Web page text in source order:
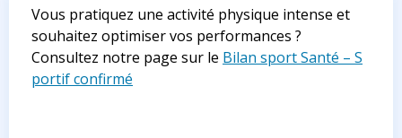
Vous pratiquez une activité physique intense et
souhaitez optimiser vos performances ?
Consultez notre page sur le Bilan sport Santé – S
portif confirmé